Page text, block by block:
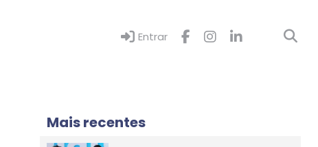
Entrar
Mais recentes